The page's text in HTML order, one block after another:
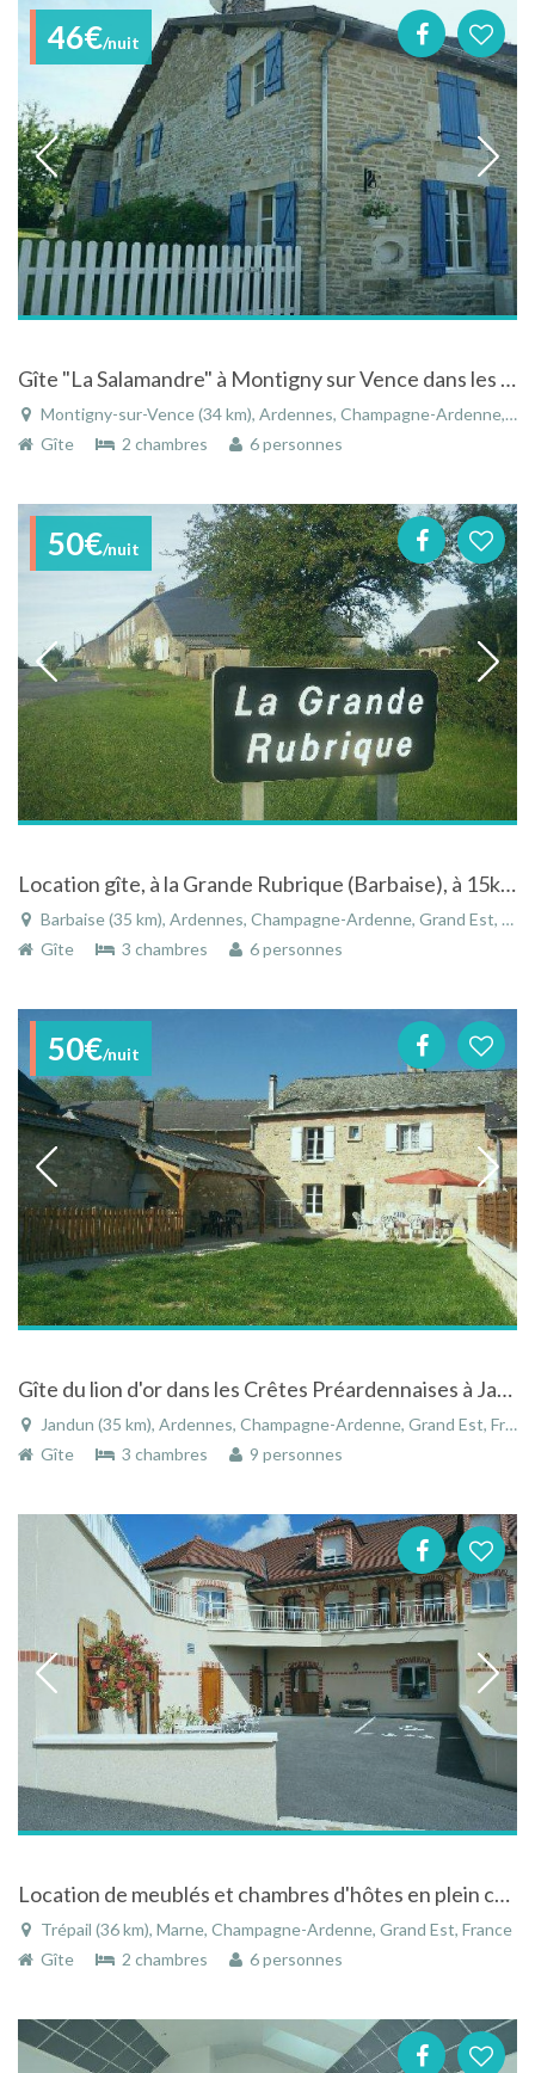
46€/nuit
Gîte "La Salamandre" à Montigny sur Vence dans les ardennes
Montigny-sur-Vence (34 km), Ardennes, Champagne-Ardenne, Grand Est, France
Gîte
2 chambres 6 personnes
50€/nuit
Location gîte, à la Grande Rubrique (Barbaise), à 15kms de Charleville Mézières et 45 mn de Reims
Barbaise (35 km), Ardennes, Champagne-Ardenne, Grand Est, France
Gîte
3 chambres 6 personnes
50€/nuit
Gîte du lion d'or dans les Crêtes Préardennaises à Jandun, Champagne-Ardenne
Jandun (35 km), Ardennes, Champagne-Ardenne, Grand Est, France
Gîte
3 chambres 9 personnes
Location de meublés et chambres d'hôtes en plein coeur du vignoble champenois
Trépail (36 km), Marne, Champagne-Ardenne, Grand Est, France
Gîte
2 chambres 6 personnes